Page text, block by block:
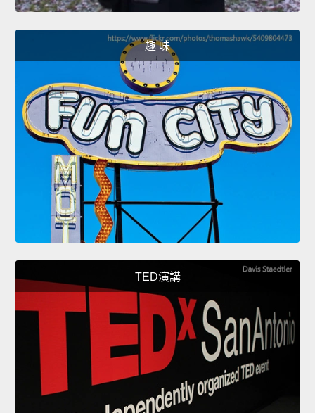
趣 味
TED演講